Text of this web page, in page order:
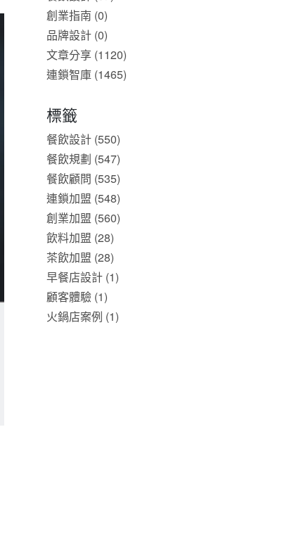
創業指南 (0)
品牌設計 (0)
文章分享 (1120)
連鎖智庫 (1465)
標籤
餐飲設計 (550)
餐飲規劃 (547)
餐飲顧問 (535)
連鎖加盟 (548)
創業加盟 (560)
飲料加盟 (28)
茶飲加盟 (28)
早餐店設計 (1)
顧客體驗 (1)
火鍋店案例 (1)